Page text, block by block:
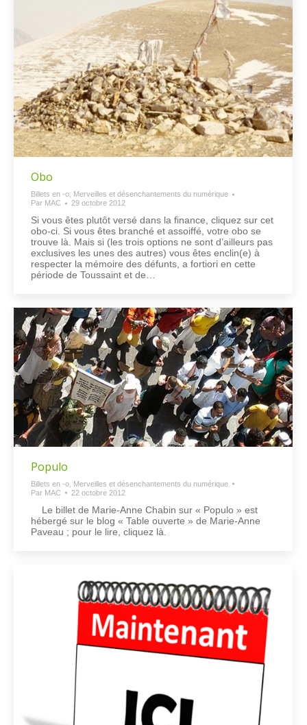
Obo
Billets en -o Merveilles et désenchantements du numérique
Par MAC 29 octobre 2012
Si vous êtes plutôt versé dans la finance, cliquez sur cet
obo-ci. Si vous êtes branché et assoiffé, votre obo se
trouve là. Mais si (les trois options ne sont d’ailleurs pas
exclusives les unes des autres) vous êtes enclin(e) à
respecter la mémoire des défunts, a fortiori en cette
période de Toussaint et de…
Populo
Billets en -o Merveilles et désenchantements du numérique
Par MAC 22 octobre 2012
Le billet de Marie-Anne Chabin sur « Populo » est
hébergé sur le blog « Table ouverte » de Marie-Anne
Paveau ; pour le lire, cliquez là.